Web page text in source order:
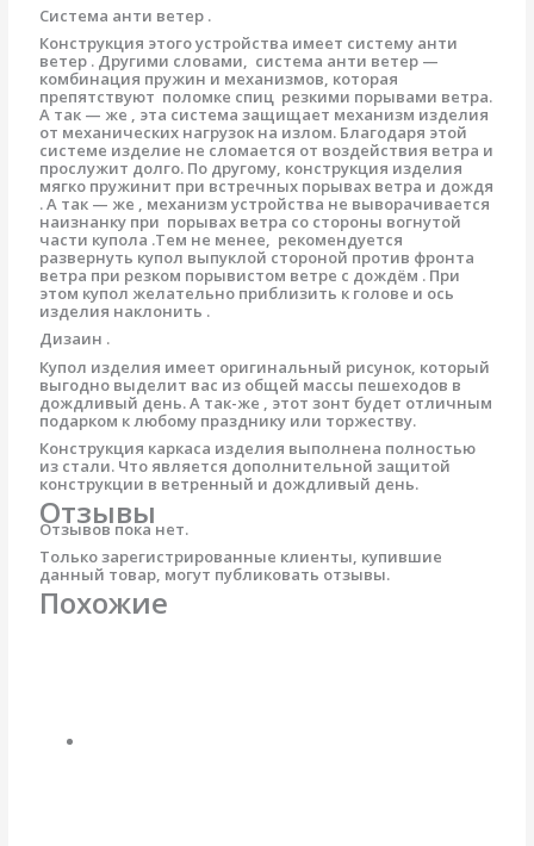
Система анти ветер .
Конструкция этого устройства имеет систему анти
ветер . Другими словами, система анти ветер —
комбинация пружин и механизмов, которая
препятствуют поломке спиц резкими порывами ветра.
А так — же , эта система защищает механизм изделия
от механических нагрузок на излом. Благодаря этой
системе изделие не сломается от воздействия ветра и
прослужит долго. По другому, конструкция изделия
мягко пружинит при встречных порывах ветра и дождя
. А так — же , механизм устройства не выворачивается
наизнанку при порывах ветра со стороны вогнутой
части купола .Тем не менее, рекомендуется
развернуть купол выпуклой стороной против фронта
ветра при резком порывистом ветре с дождём . При
этом купол желательно приблизить к голове и ось
изделия наклонить .
Дизаин .
Купол изделия имеет оригинальный рисунок, который
выгодно выделит вас из общей массы пешеходов в
дождливый день. А так-же , этот зонт будет отличным
подарком к любому празднику или торжеству.
Конструкция каркаса изделия выполнена полностью
из стали. Что является дополнительной защитой
конструкции в ветренный и дождливый день.
Отзывы
Отзывов пока нет.
Только зарегистрированные клиенты, купившие
данный товар, могут публиковать отзывы.
Похожие